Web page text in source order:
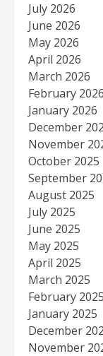
July 2026
June 2026
May 2026
April 2026
March 2026
February 2026
January 2026
December
November
October 2025
September
August 2025
July 2025
June 2025
May 2025
April 2025
March 2025
February 2025
January 2025
December
November